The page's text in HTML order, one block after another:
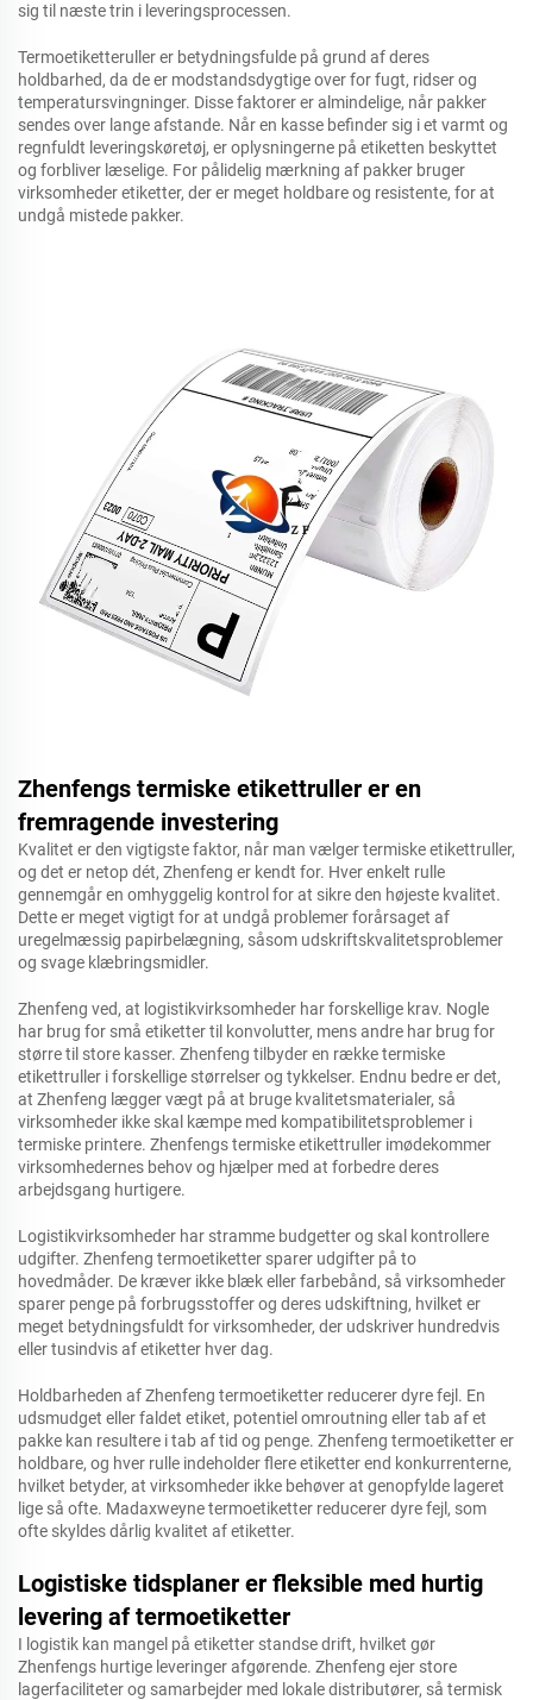
sig til næste trin i leveringsprocessen.
Termoetiketteruller er betydningsfulde på grund af deres
holdbarhed, da de er modstandsdygtige over for fugt, ridser og
temperatursvingninger. Disse faktorer er almindelige, når pakker
sendes over lange afstande. Når en kasse befinder sig i et varmt og
regnfuldt leveringskøretøj, er oplysningerne på etiketten beskyttet
og forbliver læselige. For pålidelig mærkning af pakker bruger
virksomheder etiketter, der er meget holdbare og resistente, for at
undgå mistede pakker.
Zhenfengs termiske etikettruller er en
fremragende investering
Kvalitet er den vigtigste faktor, når man vælger termiske etikettruller,
og det er netop dét, Zhenfeng er kendt for. Hver enkelt rulle
gennemgår en omhyggelig kontrol for at sikre den højeste kvalitet.
Dette er meget vigtigt for at undgå problemer forårsaget af
uregelmæssig papirbelægning, såsom udskriftskvalitetsproblemer
og svage klæbringsmidler.
Zhenfeng ved, at logistikvirksomheder har forskellige krav. Nogle
har brug for små etiketter til konvolutter, mens andre har brug for
større til store kasser. Zhenfeng tilbyder en række termiske
etikettruller i forskellige størrelser og tykkelser. Endnu bedre er det,
at Zhenfeng lægger vægt på at bruge kvalitetsmaterialer, så
virksomheder ikke skal kæmpe med kompatibilitetsproblemer i
termiske printere. Zhenfengs termiske etikettruller imødekommer
virksomhedernes behov og hjælper med at forbedre deres
arbejdsgang hurtigere.
Logistikvirksomheder har stramme budgetter og skal kontrollere
udgifter. Zhenfeng termoetiketter sparer udgifter på to
hovedmåder. De kræver ikke blæk eller farbebånd, så virksomheder
sparer penge på forbrugsstoffer og deres udskiftning, hvilket er
meget betydningsfuldt for virksomheder, der udskriver hundredvis
eller tusindvis af etiketter hver dag.
Holdbarheden af Zhenfeng termoetiketter reducerer dyre fejl. En
udsmudget eller faldet etiket, potentiel omroutning eller tab af et
pakke kan resultere i tab af tid og penge. Zhenfeng termoetiketter er
holdbare, og hver rulle indeholder flere etiketter end konkurrenterne,
hvilket betyder, at virksomheder ikke behøver at genopfylde lageret
lige så ofte. Madaxweyne termoetiketter reducerer dyre fejl, som
ofte skyldes dårlig kvalitet af etiketter.
Logistiske tidsplaner er fleksible med hurtig
levering af termoetiketter
I logistik kan mangel på etiketter standse drift, hvilket gør
Zhenfengs hurtige leveringer afgørende. Zhenfeng ejer store
lagerfaciliteter og samarbejder med lokale distributører, så termisk